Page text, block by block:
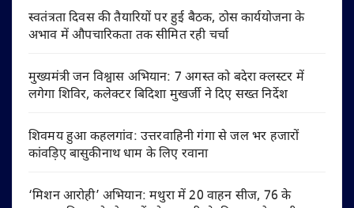
स्वतंत्रता दिवस की तैयारियों पर हुई बैठक, ठोस कार्ययोजना के
अभाव में औपचारिकता तक सीमित रही चर्चा
मुख्यमंत्री जन विश्वास अभियान: 7 अगस्त को बदेरा क्लस्टर में
लगेगा शिविर, कलेक्टर बिदिशा मुखर्जी ने दिए सख्त निर्देश
शिवमय हुआ कहलगांव: उत्तरवाहिनी गंगा से जल भर हजारों
कांवड़िए बासुकीनाथ धाम के लिए रवाना
‘मिशन आरोही’ अभियान: मथुरा में 20 वाहन सीज, 76 के